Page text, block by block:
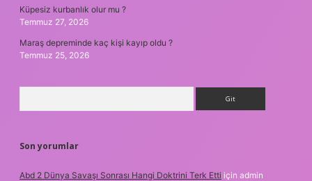
Küpesiz kurbanlık olur mu ?
Temmuz 27, 2026
Maraş depreminde kaç kişi kayıp oldu ?
Temmuz 25, 2026
Son yorumlar
Abd 2 Dünya Savaşı Sonrası Hangi Doktrini Terk Etti için admin